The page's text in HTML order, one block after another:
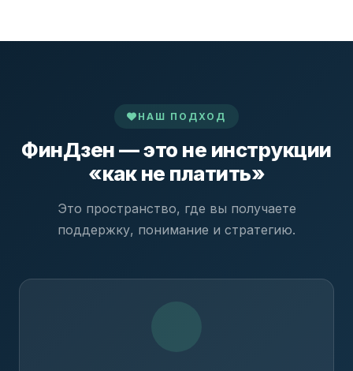
НАШ ПОДХОД
ФинДзен — это не инструкции
«как не платить»
Это пространство, где вы получаете
поддержку, понимание и стратегию.